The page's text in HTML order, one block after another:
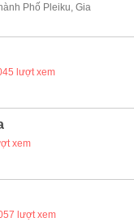
Phố Pleiku, Gia
lượt xem
xem
lượt xem